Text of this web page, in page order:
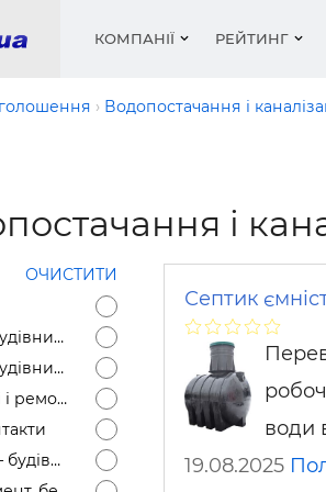
КОМПАНІЇ РЕЙТИНГ
Медіа
Вікна
Сипучі
цемент
Фарби,
Водопостачання і
і
ОЧИСТИТИ
Робота в будівництві — Вакансії
Робота в будівництві — Резюме
Будівельні і ремонтні послуги
Тендери — будівельні
Септик
води
19.08.2025